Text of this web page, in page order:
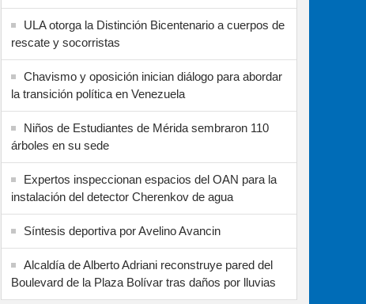
ULA otorga la Distinción Bicentenario a cuerpos de
rescate y socorristas
Chavismo y oposición inician diálogo para abordar
la transición política en Venezuela
Niños de Estudiantes de Mérida sembraron 110
árboles en su sede
Expertos inspeccionan espacios del OAN para la
instalación del detector Cherenkov de agua
Síntesis deportiva por Avelino Avancin
Alcaldía de Alberto Adriani reconstruye pared del
Boulevard de la Plaza Bolívar tras daños por lluvias